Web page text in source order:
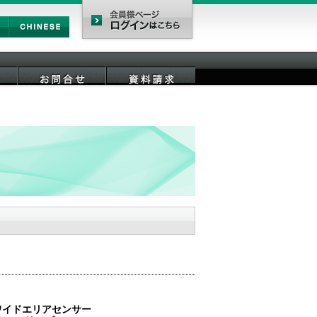
Chinese
会員様ページ
イドエリアセンサー